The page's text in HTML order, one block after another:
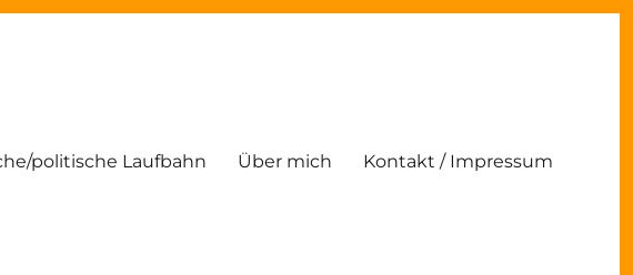
politische Laufbahn Über mich Kontakt / Impressum